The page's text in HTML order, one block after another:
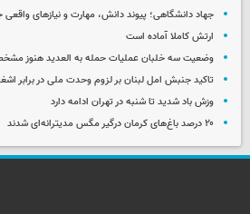
جهاد دانشگاهی؛ پیوند دانش، مهارت و نیازهای
ارتش کاملا آماده است
وضعیت سه خلبان عملیات حمله به العدید هنوز
تاکید جنبش امل لبنان بر لزوم وحدت ملی در برابر
وزش باد شدید تا شنبه در تهران ادامه دارد
۲۰ درصد باغ‌های کرمان درگیر مگس مدیترانه‌ای شدند